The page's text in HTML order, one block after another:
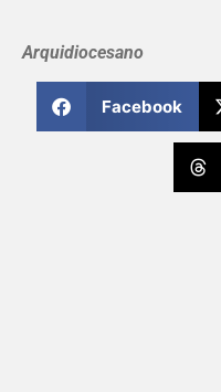
+ Agustín y
Arquidiocesano
Facebook